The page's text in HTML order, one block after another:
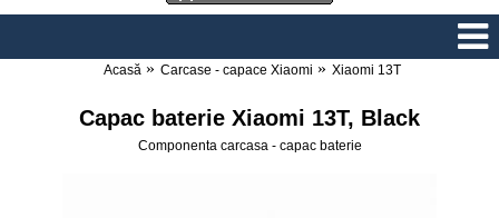
Acasă Carcase - capace Xiaomi Xiaomi 13T
Capac baterie Xiaomi 13T, Black
Componenta carcasa - capac baterie